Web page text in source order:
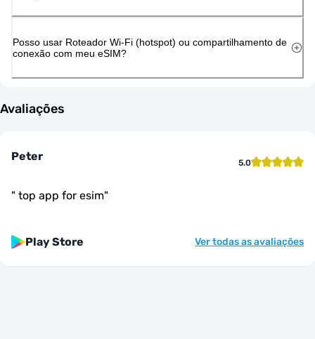
Posso usar Roteador Wi-Fi (hotspot) ou compartilhamento de
conexão com meu eSIM?
Avaliações
Peter 5.0
" top app for esim"
Play Store Ver todas as avaliações